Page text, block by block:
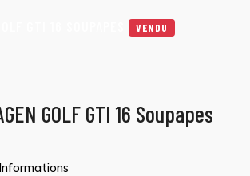
VENDU
GOLF GTI 16 Soupapes
Informations